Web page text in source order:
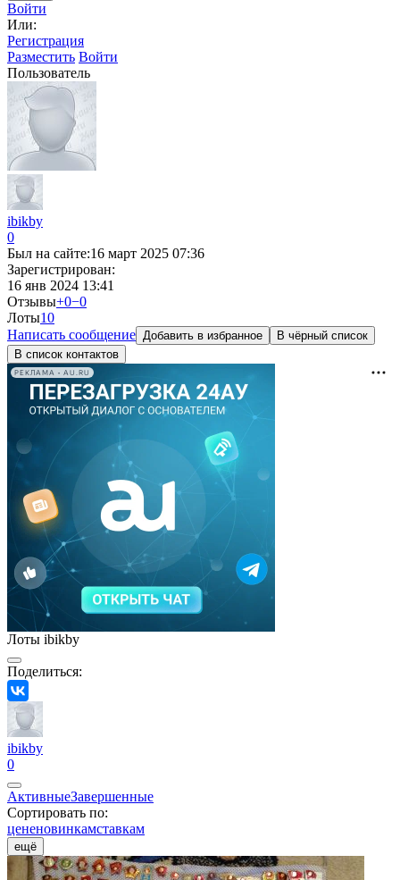
Войти
Или:
Регистрация
Разместить Войти
Пользователь
ibikby
0
Был на сайте:16 март 2025 07:36
Зарегистрирован:
16 янв 2024 13:41
Отзывы+0−0
Лоты10
Написать сообщение Добавить в избранное
В чёрный список
В список контактов
РЕКЛАМА • AU.RU
Лоты ibikby
Поделиться:
ibikby
0
АктивныеЗавершенные
Сортировать по:
цененовинкамставкам
ещё